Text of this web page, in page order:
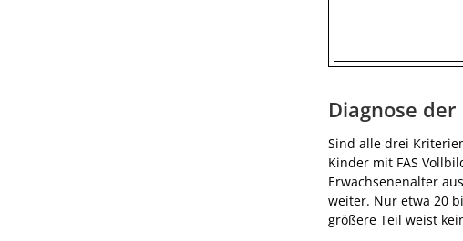
Diagnose
Sind alle drei
Kinder mit FAS
Erwachsenenalter
weiter. Nur etwa 20
größere Teil weist